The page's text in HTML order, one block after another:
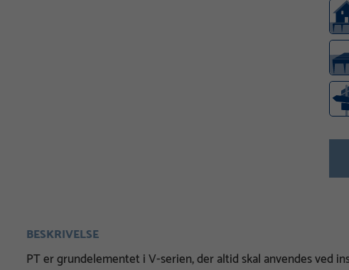
BESKRIVELSE
PT er grundelementet i V-serien, der altid skal anvendes